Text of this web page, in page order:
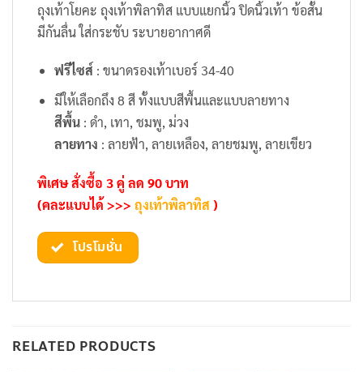
ถุงเท้าโยคะ ถุงเท้าพิลาทิส แบบแยกนิ้ว ปิดนิ้วเท้า ข้อสั้น
มีกันลื่น ใส่กระชับ ระบายอากาศดี
ฟรีไซส์ : ขนาดรองเท้าเบอร์ 34-40
มีให้เลือกถึง 8 สี ทั้งแบบสีพื้นและแบบลายทาง
สีพื้น: ดำ, เทา, ชมพู, ม่วง
ลายทาง : ลายฟ้า, ลายเหลือง, ลายชมพู, ลายเขียว
พิเศษ สั่งซื้อ 3 คู่ ลด 90 บาท
(คละแบบได้ >>> ถุงเท้าพิลาทิส )
โปรโมชั่น
RELATED PRODUCTS